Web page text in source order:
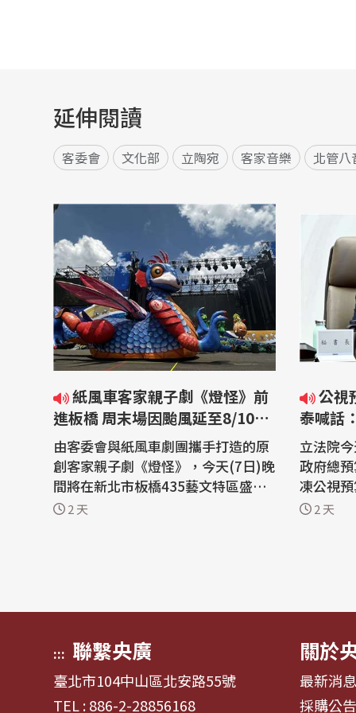
延伸閱讀
客委會 文化部 立陶宛 客家音樂 北管八
紙風車客家親子劇《燈怪》前
進板橋 周末場因颱風延至8/10、
8/11
由客委會與紙風車劇團攜手打造的原
創客家親子劇《燈怪》，今天(7日)晚
間將在新北市板橋435藝文特區盛大
演出，以充滿想像力的故事，巨型機
2 天
公視預算遭刪凍逾10億元 卓榮
泰喊話
鍵角色
立法院
政府總
凍公視
公共媒
2 天
::: 聯繫央廣
臺北市104中山區北安路55號
TEL : 886-2-28856168
關於
最新消
採購公